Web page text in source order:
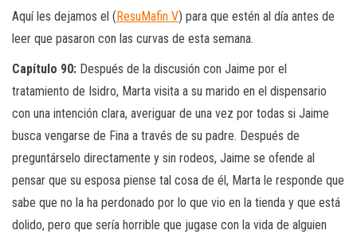
Aquí les dejamos el ( ResuMafin V) para que estén al día antes de
leer que pasaron con las curvas de esta semana.
Capítulo 90: Después de la discusión con Jaime por el
tratamiento de Isidro, Marta visita a su marido en el dispensario
con una intención clara, averiguar de una vez por todas si Jaime
busca vengarse de Fina a través de su padre. Después de
preguntárselo directamente y sin rodeos, Jaime se ofende al
pensar que su esposa piense tal cosa de él, Marta le responde que
sabe que no la ha perdonado por lo que vio en la tienda y que está
dolido, pero que sería horrible que jugase con la vida de alguien